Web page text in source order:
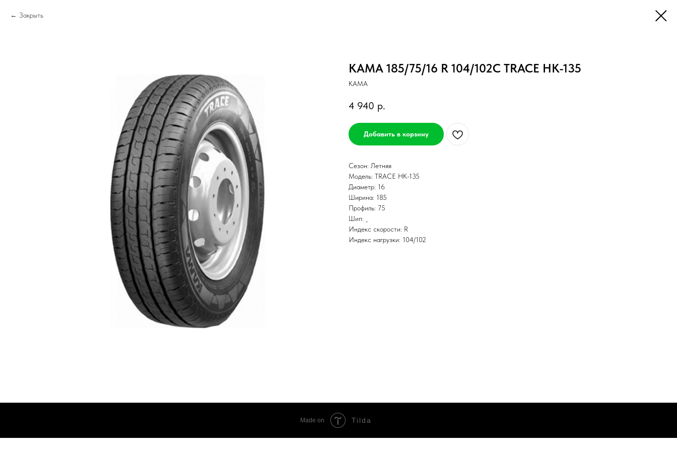
Закрыть
КАМА 185/75/16 R 104/102C TRACE НК-135
КАМА
4 940 р.
Добавить в корзину
Сезон: Летняя
Модель: TRACE НК-135
Диаметр: 16
Ширина: 185
Профиль: 75
Шип: _
Индекс скорости: R
Индекс нагрузки: 104/102
Made on Tilda